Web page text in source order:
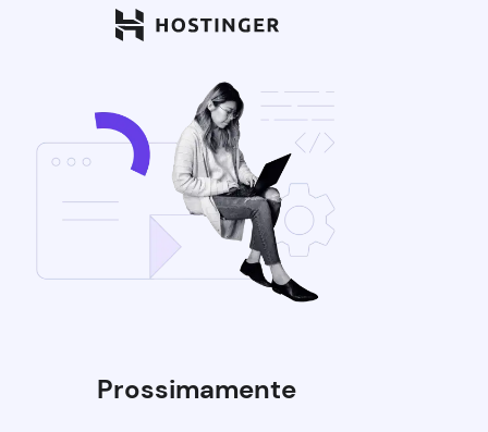
Prossimamente